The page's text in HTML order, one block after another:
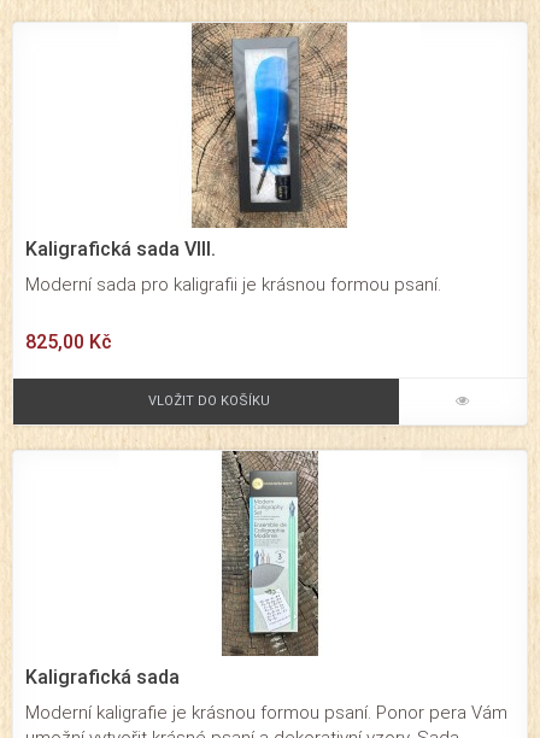
Kaligrafická sada VIII.
Moderní sada pro kaligrafii je krásnou formou psaní.
825,00 Kč
VLOŽIT DO KOŠÍKU
Kaligrafická sada
Moderní kaligrafie je krásnou formou psaní. Ponor pera Vám